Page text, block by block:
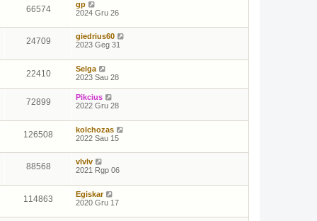
i
m
u
s
a
n
e
š
i
m
u
u
s
p
r
a
e
i
m
s
a
s
i
u
p
a
n
š
m
u
s
66574
gp
2024 Gru 26
24709
giedrius60
2023 Geg 31
22410
Selga
2023 Sau 28
72899
Pikcius
2022 Gru 28
126508
kolchozas
2022 Sau 15
88568
vlvlv
2021 Rgp 06
114863
Egiskar
2020 Gru 17